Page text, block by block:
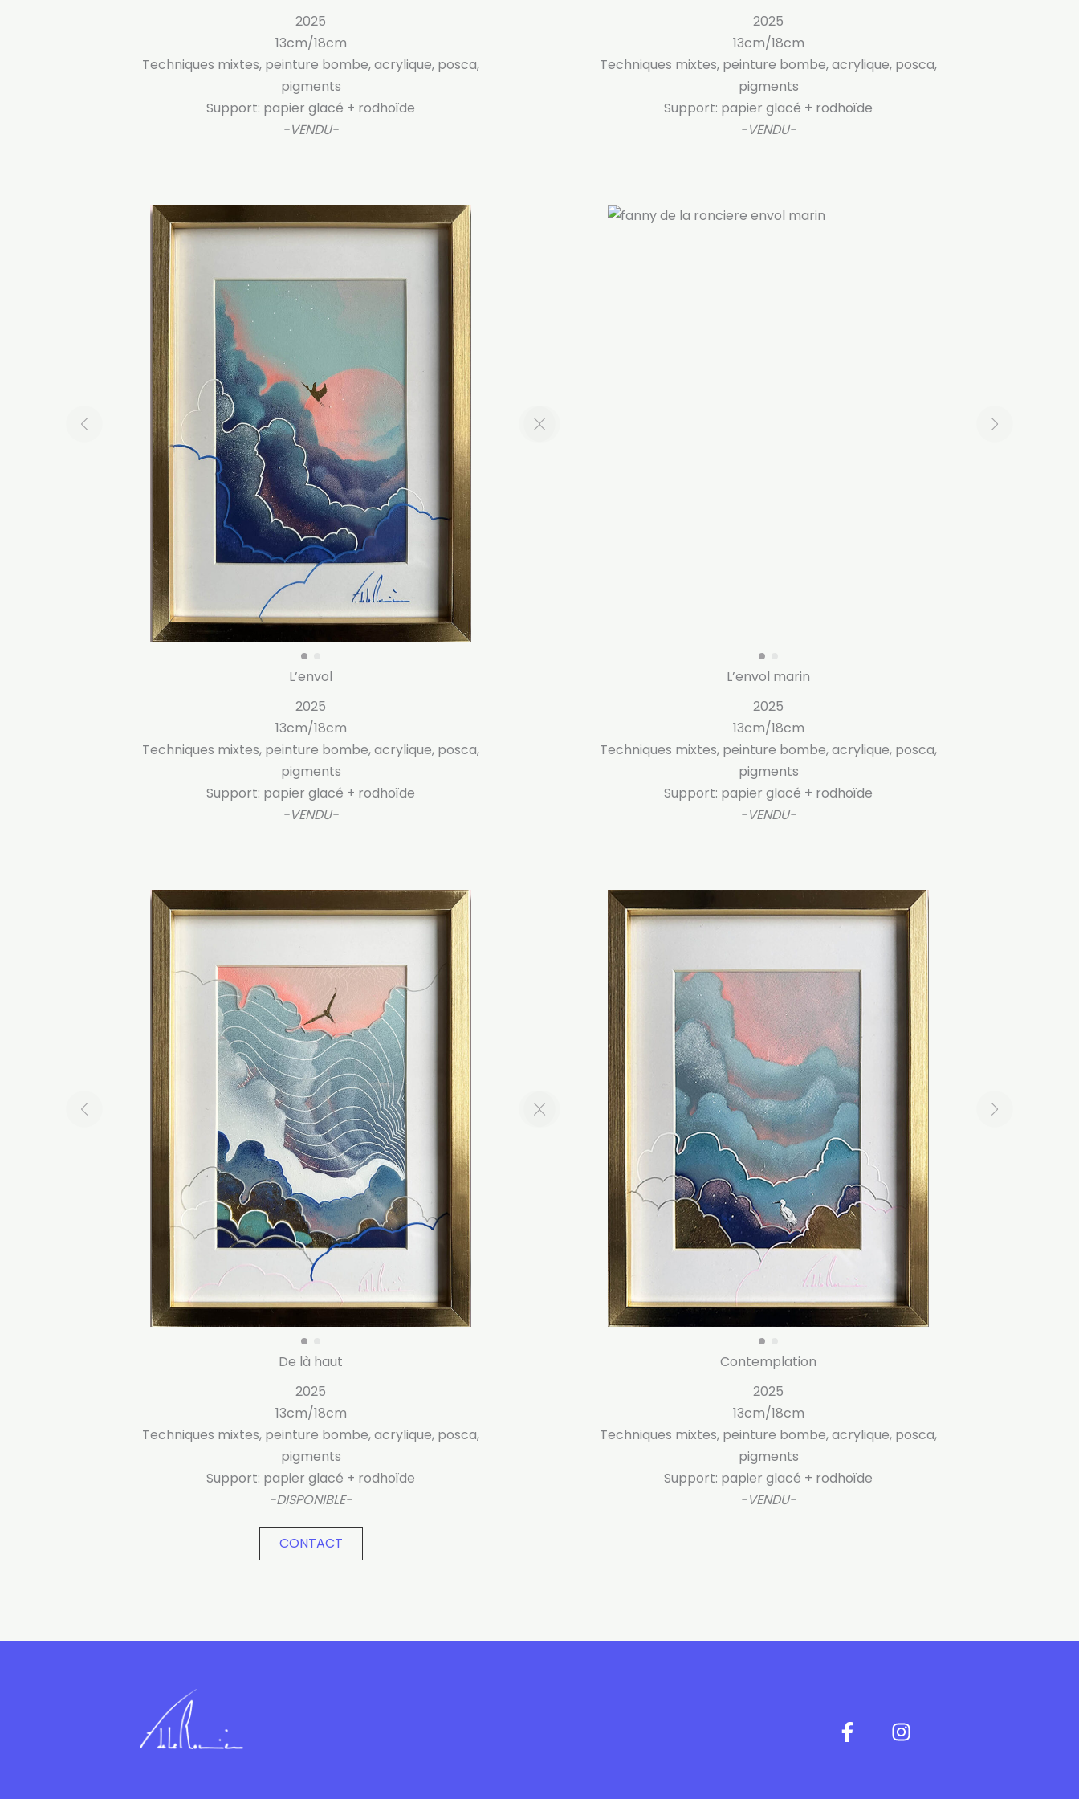
2025
13cm/18cm
Techniques mixtes, peinture bombe, acrylique, posca,
pigments
Support: papier glacé + rodhoïde
-VENDU-
2025
13cm/18cm
Techniques mixtes, peinture bombe, acrylique, posca,
pigments
Support: papier glacé + rodhoïde
-VENDU-
L’envol
2025
13cm/18cm
Techniques mixtes, peinture bombe, acrylique, posca,
pigments
Support: papier glacé + rodhoïde
-VENDU-
L’envol marin
2025
13cm/18cm
Techniques mixtes, peinture bombe, acrylique, posca,
pigments
Support: papier glacé + rodhoïde
-VENDU-
De là haut
2025
13cm/18cm
Techniques mixtes, peinture bombe, acrylique, posca,
pigments
Support: papier glacé + rodhoïde
-DISPONIBLE-
CONTACT
Contemplation
2025
13cm/18cm
Techniques mixtes, peinture bombe, acrylique, posca,
pigments
Support: papier glacé + rodhoïde
-VENDU-